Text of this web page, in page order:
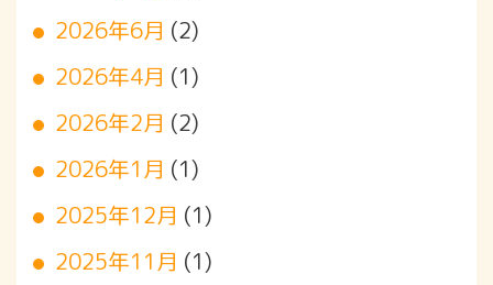
2026年6月 (2)
2026年4月 (1)
2026年2月 (2)
2026年1月 (1)
2025年12月 (1)
2025年11月 (1)